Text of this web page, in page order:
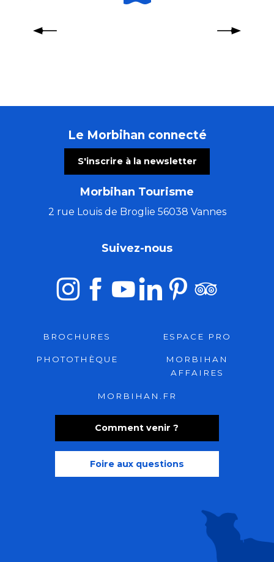
Golf de Rimaison
Le Morbihan connecté
S'inscrire à la newsletter
Morbihan Tourisme
2 rue Louis de Broglie 56038 Vannes
Comment venir ?
Foire aux questions
Suivez-nous
BROCHURES ESPACE PRO
PHOTOTHÈQUE
MORBIHAN
AFFAIRES
MORBIHAN.FR